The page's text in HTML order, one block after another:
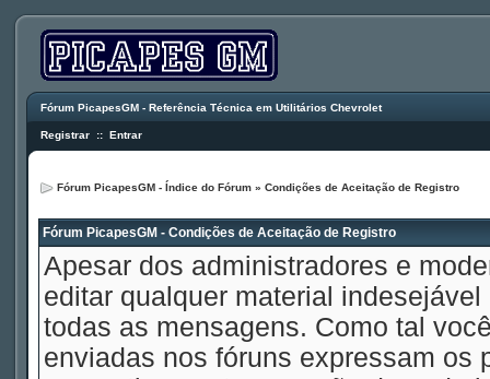
Fórum PicapesGM - Referência Técnica em Utilitários Chevrolet
Registrar :: Entrar
Fórum PicapesGM - Índice do Fórum » Condições de Aceitação de Registro
Fórum PicapesGM - Condições de Aceitação de Registro
Apesar dos administradores e
editar qualquer material
todas as mensagens. Como tal
enviadas nos fóruns expressam os